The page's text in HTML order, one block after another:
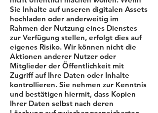
Sie Inhalte auf unseren digitalen Assets
hochladen oder anderweitig im
Rahmen der Nutzung eines Dienstes
zur Verfügung stellen, erfolgt dies auf
eigenes Risiko. Wir können nicht die
Aktionen anderer Nutzer oder
Mitglieder der Öffentlichkeit mit
Zugriff auf Ihre Daten oder Inhalte
kontrollieren. Sie nehmen zur Kenntnis
und bestätigen hiermit, dass Kopien
Ihrer Daten selbst nach deren